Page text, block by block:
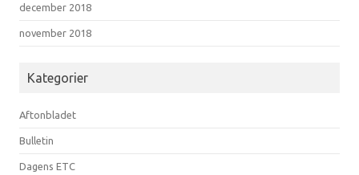
december 2018
november 2018
Kategorier
Aftonbladet
Bulletin
Dagens ETC